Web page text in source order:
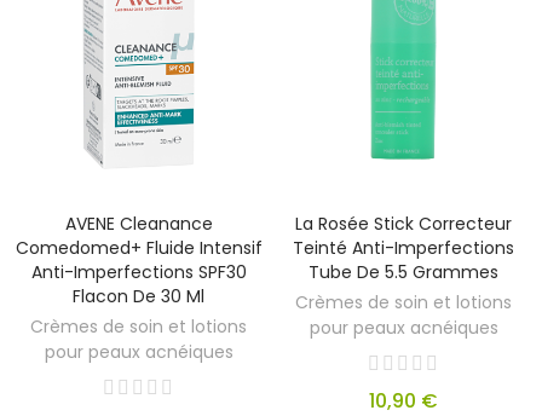
AVENE Cleanance
Comedomed+ Fluide Intensif
Anti-Imperfections SPF30
Flacon De 30 Ml
Crèmes de soin et lotions
pour peaux acnéiques
La Rosée Stick Correcteur
Teinté Anti-Imperfections
Tube De 5.5 Grammes
Crèmes de soin et lotions
pour peaux acnéiques
10,90 €